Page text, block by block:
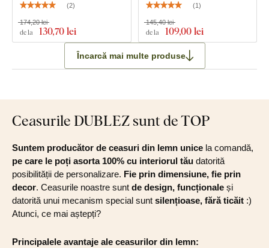
(2)
de la 130,70 lei
174,20 lei
(1)
de la 109,00 lei
145,40 lei
Încarcă mai multe produse
Ceasurile DUBLEZ sunt de TOP
Suntem producător de ceasuri din lemn unice la comandă,
pe care le poți asorta 100% cu interiorul tău datorită
posibilității de personalizare. Fie prin dimensiune, fie prin
decor. Ceasurile noastre sunt de design, funcționale și
datorită unui mecanism special sunt silențioase, fără ticăit :)
Atunci, ce mai aștepți?
Principalele avantaje ale ceasurilor din lemn: